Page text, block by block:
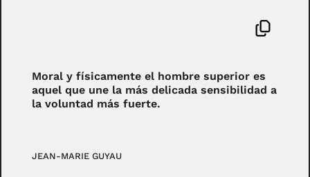
Moral y físicamente el hombre superior es
aquel que une la más delicada sensibilidad a
la voluntad más fuerte.
JEAN-MARIE GUYAU